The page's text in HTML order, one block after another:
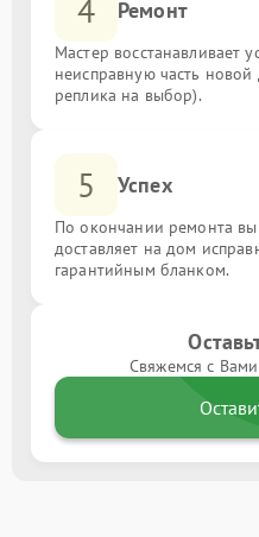
4 Ремонт
Мастер восстанавливает
неисправную часть
реплика на выбор).
5 Успех
По окончании ремонта вы
доставляет на дом
гарантийным бланком.
Свяжемся с